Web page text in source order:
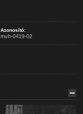
Azonosító:
mvh-0419-02